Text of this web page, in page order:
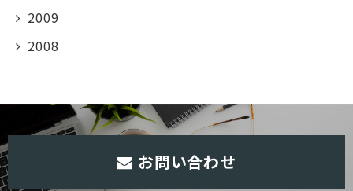
2009
2008
お問い合わせ